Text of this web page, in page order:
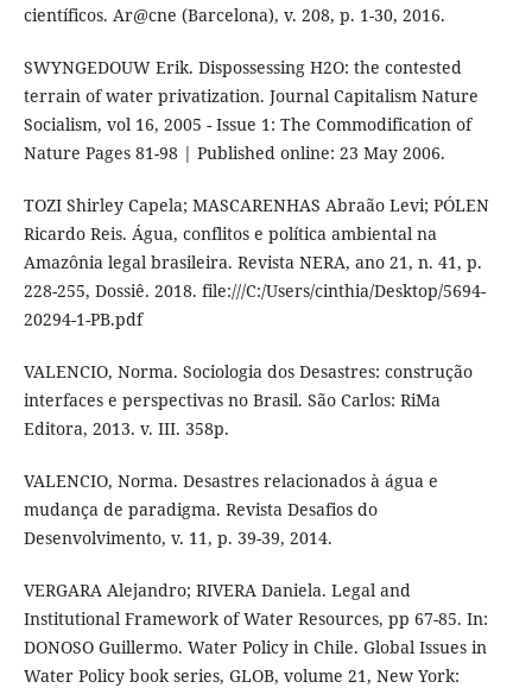
científicos. Ar@cne (Barcelona), v. 208, p. 1-30, 2016.
SWYNGEDOUW Erik. Dispossessing H2O: the contested
terrain of water privatization. Journal Capitalism Nature
Socialism, vol 16, 2005 - Issue 1: The Commodification of
Nature Pages 81-98 | Published online: 23 May 2006.
TOZI Shirley Capela; MASCARENHAS Abraão Levi; PÓLEN
Ricardo Reis. Água, conflitos e política ambiental na
Amazônia legal brasileira. Revista NERA, ano 21, n. 41, p.
228-255, Dossiê. 2018. file:///C:/Users/cinthia/Desktop/5694-
20294-1-PB.pdf
VALENCIO, Norma. Sociologia dos Desastres: construção
interfaces e perspectivas no Brasil. São Carlos: RiMa
Editora, 2013. v. III. 358p.
VALENCIO, Norma. Desastres relacionados à água e
mudança de paradigma. Revista Desafios do
Desenvolvimento, v. 11, p. 39-39, 2014.
VERGARA Alejandro; RIVERA Daniela. Legal and
Institutional Framework of Water Resources, pp 67-85. In:
DONOSO Guillermo. Water Policy in Chile. Global Issues in
Water Policy book series, GLOB, volume 21, New York: